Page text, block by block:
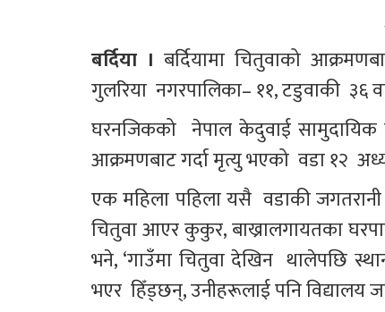
बर्दिया । बर्दियामा चितुवाको
गुलरिया  नगरपालिका– ११, टडुवाकी  ३६
घरनजिकको  नेपाल केदुवाई सामुदायिक
आक्रमणबाट गर्दा मृत्यु भएको  वडा १२
एक महिला पहिला यसै  वडाकी
चितुवा आएर कुकुर, बाख्रालगायतका
भने, ‘गाउँमा चितुवा देखिन  थालेपछि
भएर  हिँड्छन्, उनीहरूलाई पनि विद्यालय